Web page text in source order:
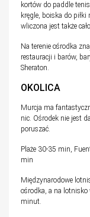
kortów do paddle
kręgle, boiska do
wliczona jest także
Na terenie ośrodka
restauracji i barów,
Sheraton.
OKOLICA
Murcja ma
nic. Ośrodek nie jest
poruszać.
Plaże 30-35 min,
min
Międzynarodowe
ośrodka, a na lotnisko
minut.